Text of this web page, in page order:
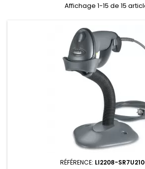
Affichage 1-15 de 15
RÉFÉRENCE: LI2208-